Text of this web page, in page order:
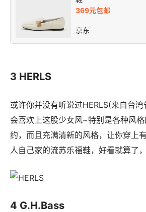
369元包邮
京东
3 HERLS
或许你并没有听说过HERLS(来自台
会喜欢上这股少女风~特别是各种风
约，而且充满清新的风格，让你穿上
人自己家的流苏乐福鞋，好看就算了
4 G.H.Bass